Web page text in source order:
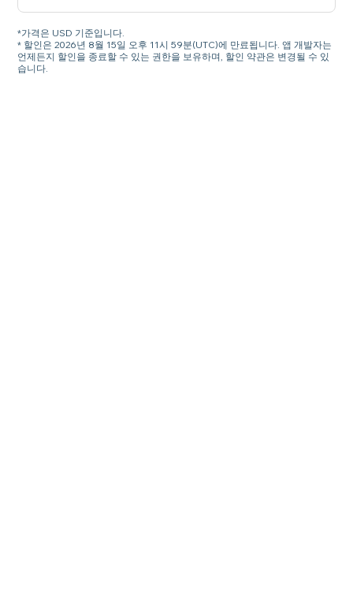
*가격은 USD 기준입니다.
* 할인은 2026년 8월 15일 오후 11시 59분(UTC)에 만료됩니다. 앱 개발자는
언제든지 할인을 종료할 수 있는 권한을 보유하며, 할인 약관은 변경될 수 있
습니다.